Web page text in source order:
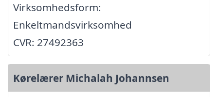
Virksomhedsform:
Enkeltmandsvirksomhed
CVR: 27492363
Kørelærer Michalah Johannsen